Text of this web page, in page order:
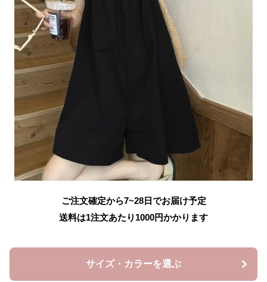
ご注文確定から7~28日でお届け予定
送料は1注文あたり 1000円かかります
サイズ・カラーを選ぶ